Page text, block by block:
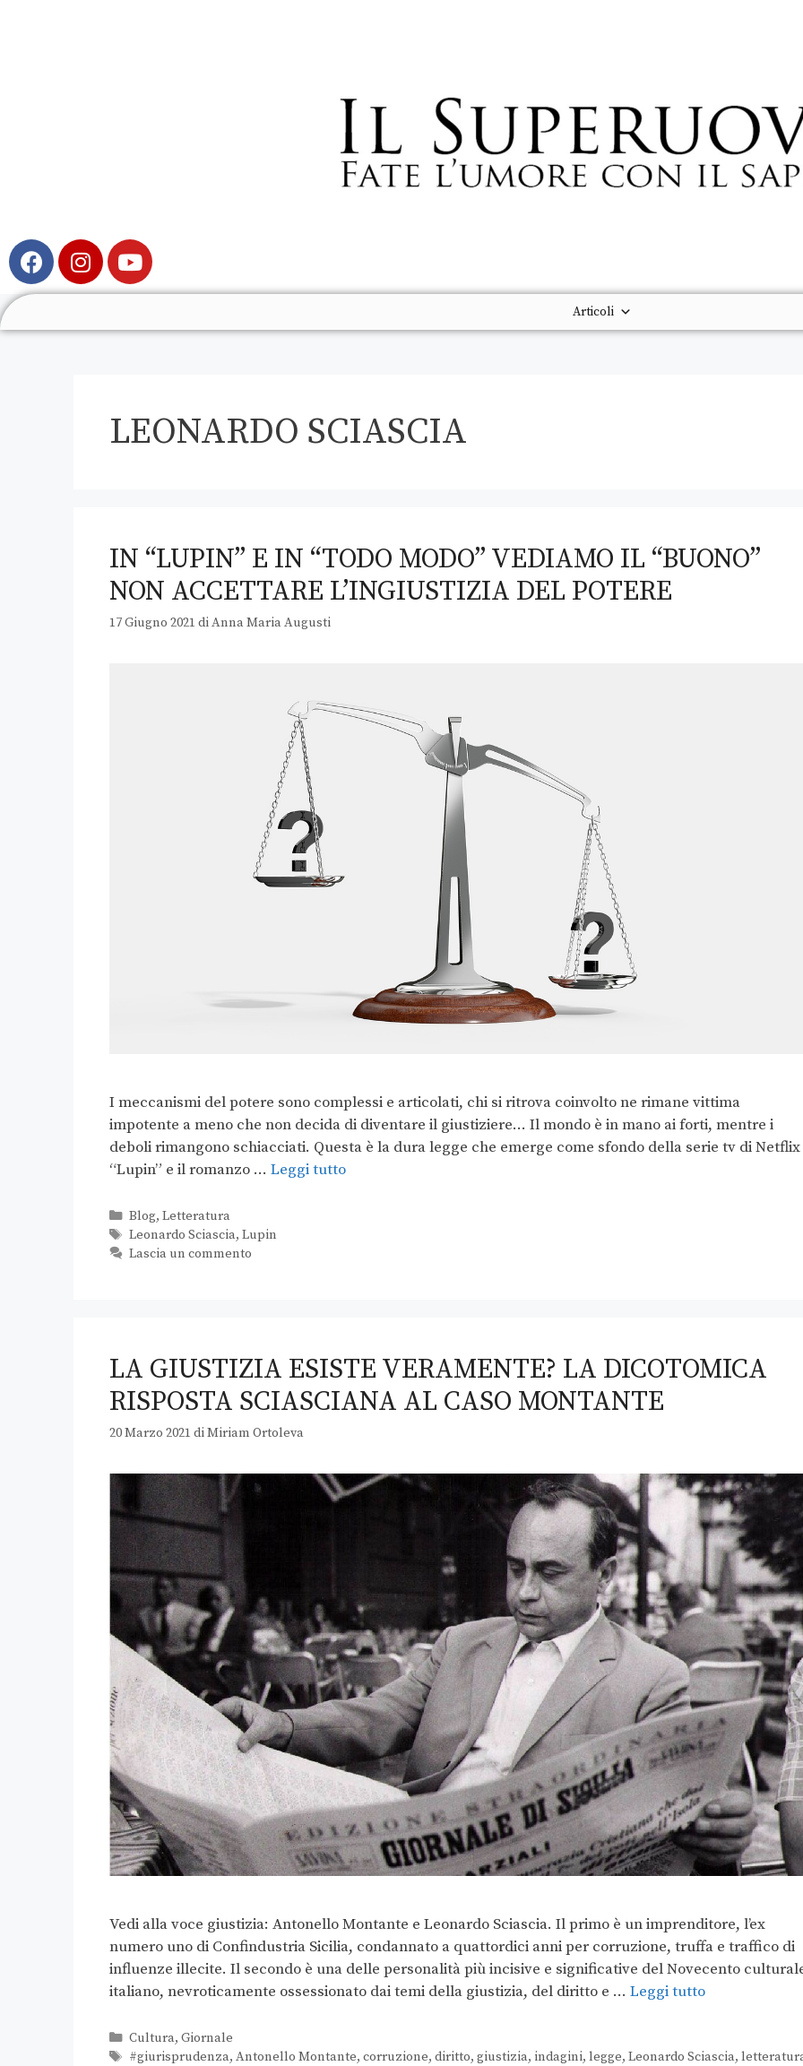
Articoli
LEONARDO SCIASCIA
IN “LUPIN” E IN “TODO MODO” VEDIAMO IL “BUONO”
NON ACCETTARE L’INGIUSTIZIA DEL POTERE
17 Giugno 2021 diAnna Maria Augusti
I meccanismi del potere sono complessi e articolati, chi si ritrova coinvolto ne rimane vittima
impotente a meno che non decida di diventare il giustiziere… Il mondo è in mano ai forti, mentre i
deboli rimangono schiacciati. Questa è la dura legge che emerge come sfondo della serie tv di Netflix
“Lupin” e il romanzo … Leggi tutto
Blog, Letteratura
Leonardo Sciascia, Lupin
Lascia un commento
LA GIUSTIZIA ESISTE VERAMENTE? LA DICOTOMICA
RISPOSTA SCIASCIANA AL CASO MONTANTE
20 Marzo 2021 diMiriam Ortoleva
Vedi alla voce giustizia: Antonello Montante e Leonardo Sciascia. Il primo è un imprenditore, l’ex
numero uno di Confindustria Sicilia, condannato a quattordici anni per corruzione, truffa e traffico di
influenze illecite. Il secondo è una delle personalità più incisive e significative del Novecento
italiano, nevroticamente ossessionato dai temi della giustizia, del diritto e … Leggi tutto
Cultura, Giornale
#giurisprudenza, Antonello Montante, corruzione, diritto, giustizia, indagini, legge, Leonardo Sciascia,